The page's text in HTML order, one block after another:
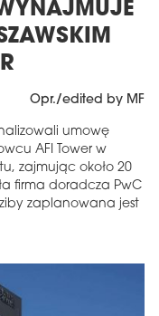
Opr./edited by MF
umowę
AFI Tower w
zajmując około 20
firma doradcza PwC
zaplanowana jest